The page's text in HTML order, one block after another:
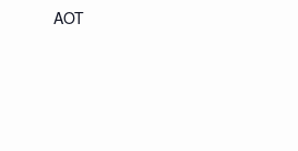
AOT